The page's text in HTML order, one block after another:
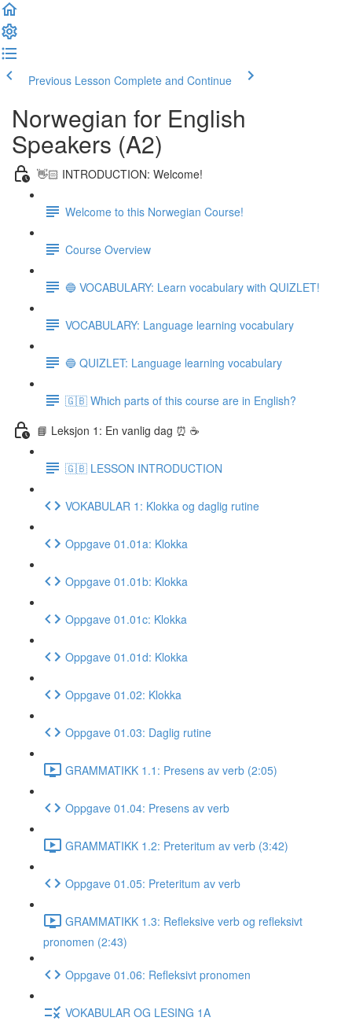
Previous Lesson Complete and Continue
Norwegian for English
Speakers (A2)
👋🏻 INTRODUCTION: Welcome!
Welcome to this Norwegian Course!
Course Overview
🔵 VOCABULARY: Learn vocabulary with QUIZLET!
VOCABULARY: Language learning vocabulary
🔵 QUIZLET: Language learning vocabulary
🇬🇧 Which parts of this course are in English?
📘 Leksjon 1: En vanlig dag ⏰ ☕️
🇬🇧 LESSON INTRODUCTION
VOKABULAR 1: Klokka og daglig rutine
Oppgave 01.01a: Klokka
Oppgave 01.01b: Klokka
Oppgave 01.01c: Klokka
Oppgave 01.01d: Klokka
Oppgave 01.02: Klokka
Oppgave 01.03: Daglig rutine
GRAMMATIKK 1.1: Presens av verb (2:05)
Oppgave 01.04: Presens av verb
GRAMMATIKK 1.2: Preteritum av verb (3:42)
Oppgave 01.05: Preteritum av verb
GRAMMATIKK 1.3: Refleksive verb og refleksivt
pronomen (2:43)
Oppgave 01.06: Refleksivt pronomen
VOKABULAR OG LESING 1A